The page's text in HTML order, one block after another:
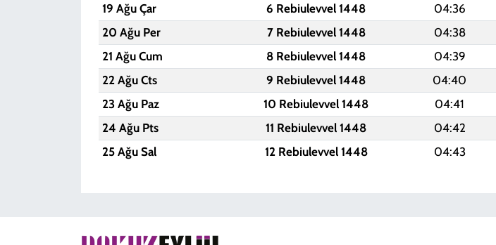
19 Ağu Çar
6 Rebiulevvel 1448 04:36
20 Ağu Per
7 Rebiulevvel 1448 04:38
21 Ağu Cum
8 Rebiulevvel 1448 04:39
22 Ağu Cts
9 Rebiulevvel 1448 04:40
23 Ağu Paz
10 Rebiulevvel 1448 04:41
24 Ağu Pts
11 Rebiulevvel 1448 04:42
25 Ağu Sal
12 Rebiulevvel 1448 04:43